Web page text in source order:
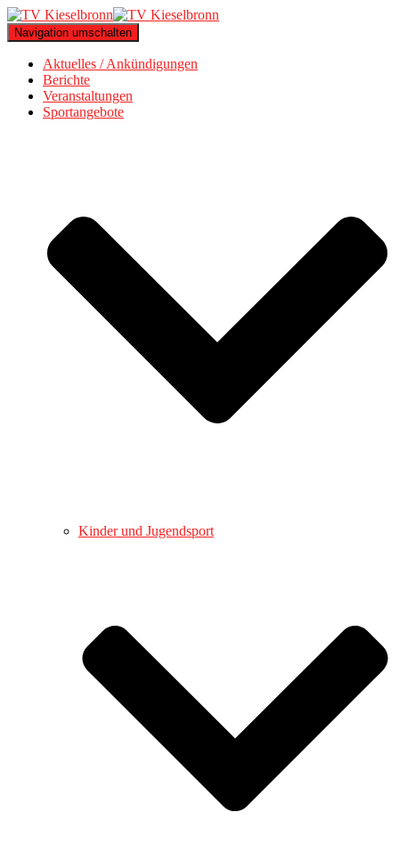
Navigation umschalten
Aktuelles / Ankündigungen
Berichte
Veranstaltungen
Sportangebote
Kinder und Jugendsport